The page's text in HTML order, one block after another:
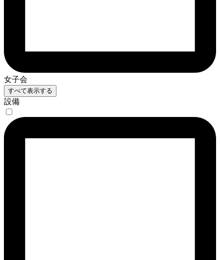
女子会
すべて表示する
設備